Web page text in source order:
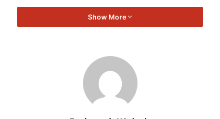
Hadir memeriahkan majlis ialah Menteri Besar Negeri
Sembilan bersama isteri yang turut beramah mesra serta
Turut hadir, Yang Dipertua Dewan Undangan Negeri
Sembilan, Ibrahim Abd Rahman yang bersama-sama
menyampaikan sumbangan kepada para penerima.
Show More